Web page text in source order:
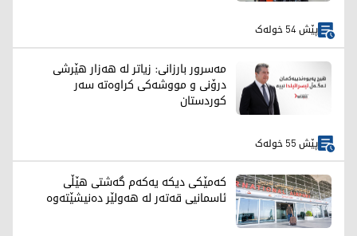
پێش 54 خولەک
مەسرور بارزانی: زیاتر لە هەزار هێرشی
درۆنی و مووشەکی کراوەتە سەر
کوردستان
پێش 55 خولەک
کەمێکی دیکە یەکەم گەشتی هێڵی
ئاسمانیی قەتەر لە هەولێر دەنیشێتەوە